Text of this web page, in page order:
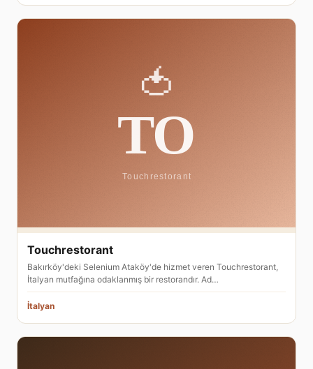
Touchrestorant
Bakırköy'deki Selenium Ataköy'de hizmet veren Touchrestorant,
İtalyan mutfağına odaklanmış bir restorandır. Ad…
İtalyan